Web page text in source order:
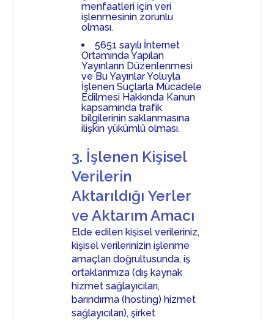
menfaatleri için veri
işlenmesinin zorunlu
olması.
5651 sayılı İnternet
Ortamında Yapılan
Yayınların Düzenlenmesi
ve Bu Yayınlar Yoluyla
İşlenen Suçlarla Mücadele
Edilmesi Hakkında Kanun
kapsamında trafik
bilgilerinin saklanmasına
ilişkin yükümlü olması.
3. İşlenen Kişisel
Verilerin
Aktarıldığı Yerler
ve Aktarım Amacı
Elde edilen kişisel verileriniz,
kişisel verilerinizin işlenme
amaçları doğrultusunda, iş
ortaklarımıza (dış kaynak
hizmet sağlayıcıları,
barındırma (hosting) hizmet
sağlayıcıları), şirket